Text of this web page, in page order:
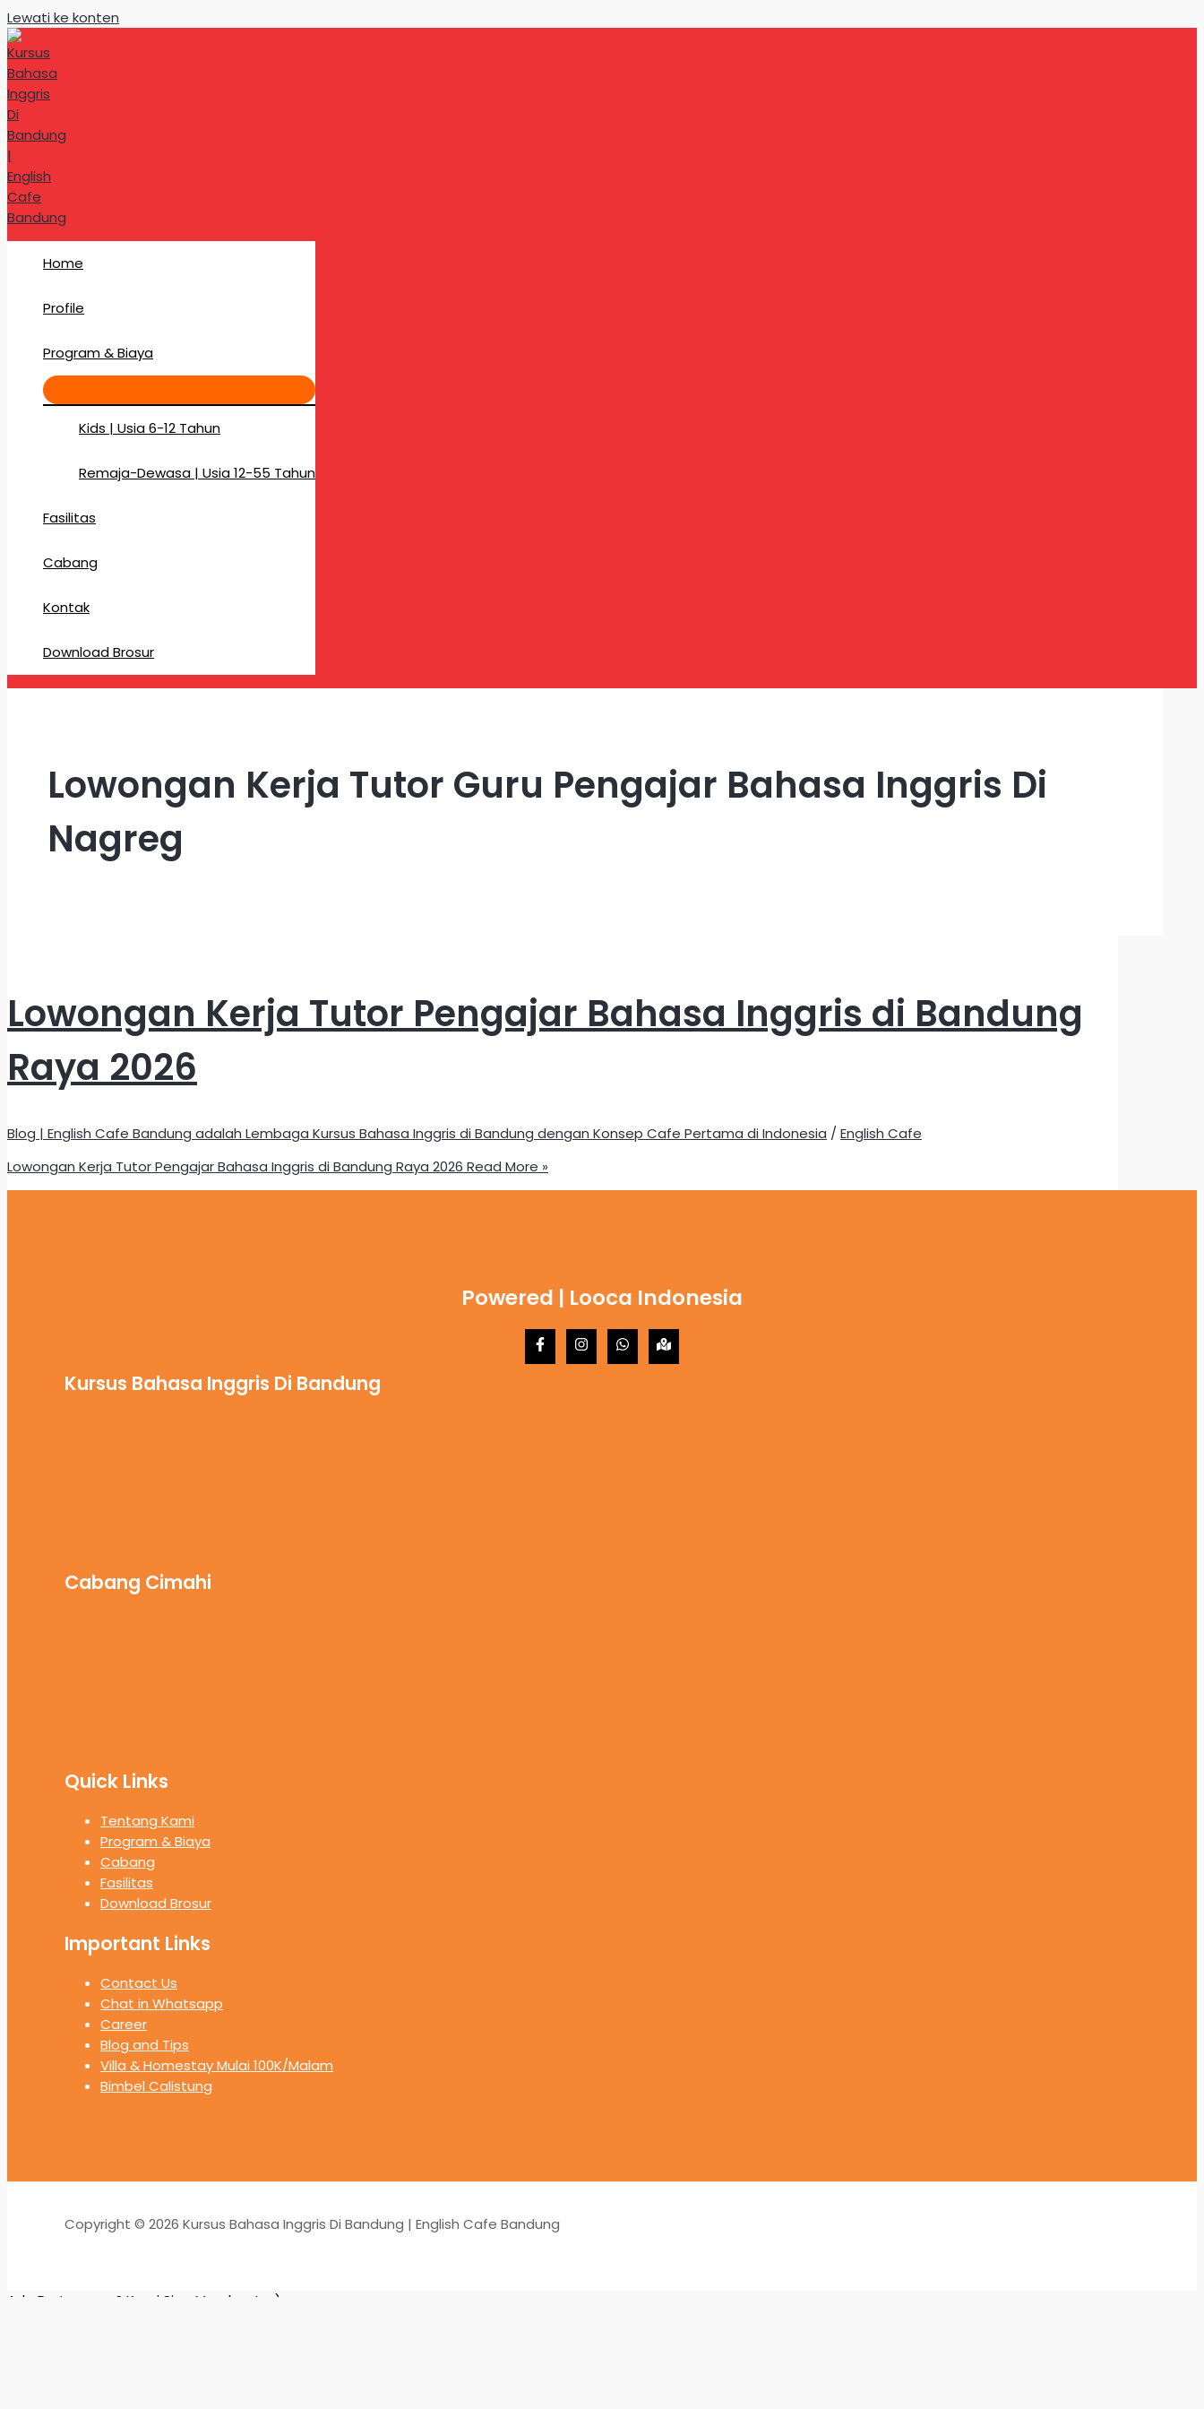
Lewati ke konten
Home
Profile
Program & Biaya
Kids | Usia 6-12 Tahun
Remaja-Dewasa | Usia 12-55 Tahun
Fasilitas
Cabang
Kontak
Download Brosur
Lowongan Kerja Tutor Guru Pengajar Bahasa Inggris Di
Nagreg
Lowongan Kerja Tutor Pengajar Bahasa Inggris di Bandung
Raya 2026
Blog | English Cafe Bandung adalah Lembaga Kursus Bahasa Inggris di Bandung dengan Konsep Cafe Pertama di Indonesia /English Cafe
Lowongan Kerja Tutor Pengajar Bahasa Inggris di Bandung Raya 2026 Read More »
Powered | Looca Indonesia
Kursus Bahasa Inggris Di Bandung
Cabang Cimahi
Quick Links
Tentang Kami
Program & Biaya
Cabang
Fasilitas
Download Brosur
Important Links
Contact Us
Chat in Whatsapp
Career
Blog and Tips
Villa & Homestay Mulai 100K/Malam
Bimbel Calistung
Copyright © 2026 Kursus Bahasa Inggris Di Bandung | English Cafe Bandung
Ada Pertanyaan? Kami Siap Membantu :)